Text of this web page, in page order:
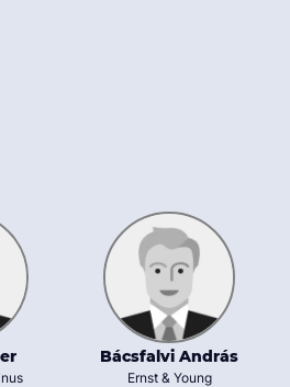
Bácsfalvi András
Ernst & Young